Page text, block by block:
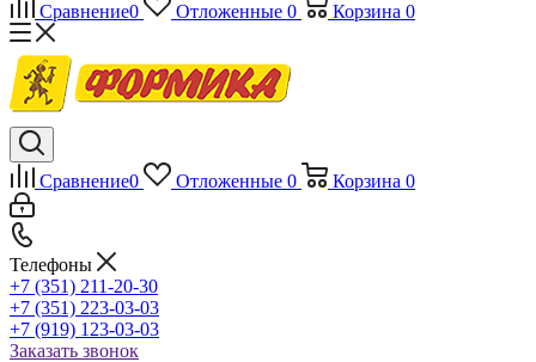
Сравнение0 Отложенные 0 Корзина 0
Сравнение0 Отложенные 0 Корзина 0
Телефоны
+7 (351) 211-20-30
+7 (351) 223-03-03
+7 (919) 123-03-03
Заказать звонок